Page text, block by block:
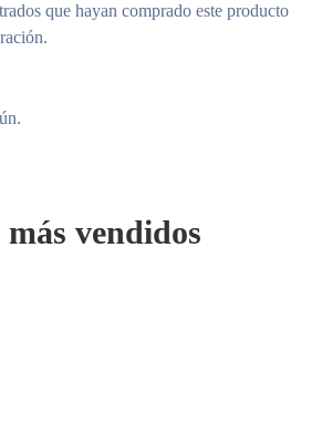
que hayan comprado este producto
vendidos